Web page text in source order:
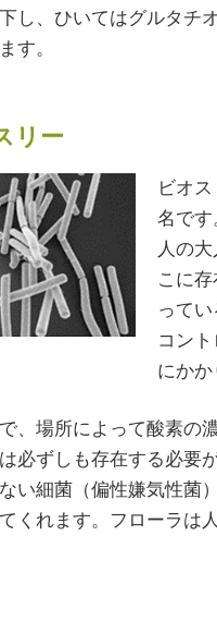
し、ひいてはグルタチ
す。
リー
ビオ
名です
人の
こに
って
コン
にか
、場所によって酸素の
必ずしも存在する必要
い細菌（偏性嫌気性菌
くれます。フローラは